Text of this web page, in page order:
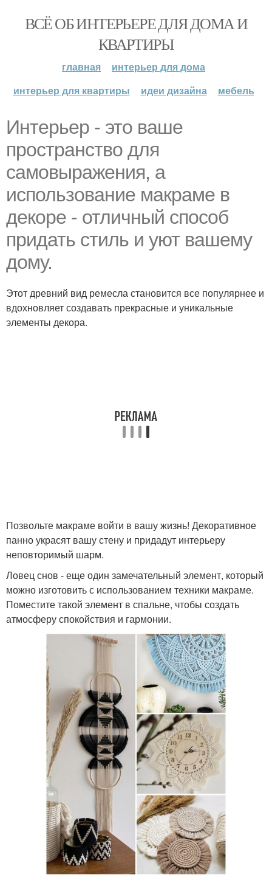
ВСЁ ОБ ИНТЕРЬЕРЕ ДЛЯ ДОМА И
КВАРТИРЫ
главная
интерьер для дома
интерьер для квартиры
идеи дизайна мебель
Интерьер - это ваше
пространство для
самовыражения, а
использование макраме в
декоре - отличный способ
придать стиль и уют вашему
дому.
Этот древний вид ремесла становится все популярнее и
вдохновляет создавать прекрасные и уникальные
элементы декора.
Позвольте макраме войти в вашу жизнь! Декоративное
панно украсят вашу стену и придадут интерьеру
неповторимый шарм.
Ловец снов - еще один замечательный элемент, который
можно изготовить с использованием техники макраме.
Поместите такой элемент в спальне, чтобы создать
атмосферу спокойствия и гармонии.